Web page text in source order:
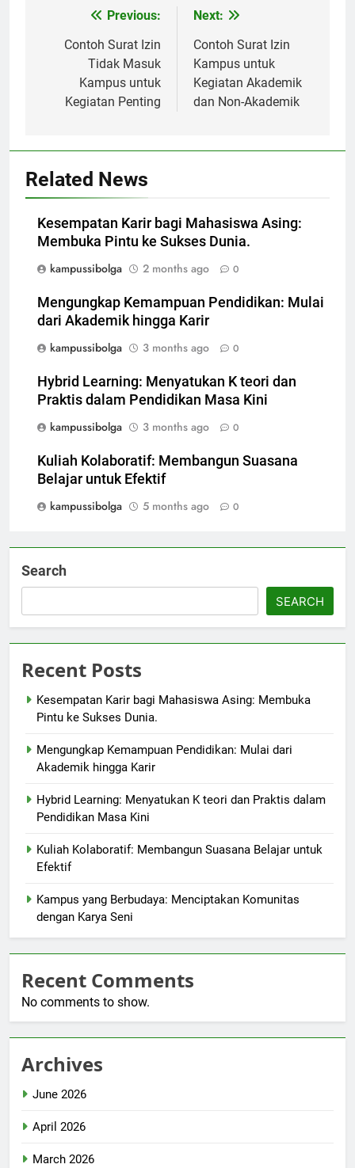
navigation
Previous:
Contoh Surat Izin
Tidak Masuk
Kampus untuk
Kegiatan Penting
Next:
Contoh Surat Izin
Kampus untuk
Kegiatan Akademik
dan Non-Akademik
Related News
Kesempatan Karir bagi Mahasiswa Asing:
Membuka Pintu ke Sukses Dunia.
kampussibolga
2 months ago 0
Mengungkap Kemampuan Pendidikan: Mulai
dari Akademik hingga Karir
kampussibolga
3 months ago 0
Hybrid Learning: Menyatukan K teori dan
Praktis dalam Pendidikan Masa Kini
kampussibolga
3 months ago 0
Kuliah Kolaboratif: Membangun Suasana
Belajar untuk Efektif
kampussibolga
5 months ago 0
Search
SEARCH
Recent Posts
Kesempatan Karir bagi Mahasiswa Asing: Membuka
Pintu ke Sukses Dunia.
Mengungkap Kemampuan Pendidikan: Mulai dari
Akademik hingga Karir
Hybrid Learning: Menyatukan K teori dan Praktis dalam
Pendidikan Masa Kini
Kuliah Kolaboratif: Membangun Suasana Belajar untuk
Efektif
Kampus yang Berbudaya: Menciptakan Komunitas
dengan Karya Seni
Recent Comments
No comments to show.
Archives
June 2026
April 2026
March 2026